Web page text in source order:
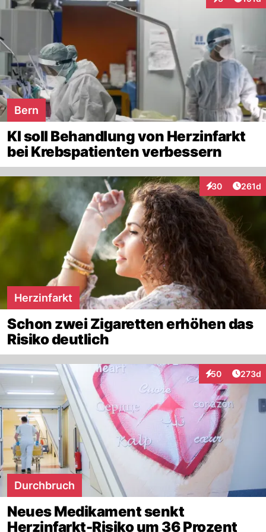
Interaktionen
Bern
KI soll Behandlung von Herzinfarkt
bei Krebspatienten verbessern
30
Interaktionen
261d
Herzinfarkt
Schon zwei Zigaretten erhöhen das
Risiko deutlich
50
Interaktionen
273d
Durchbruch
Neues Medikament senkt
Herzinfarkt-Risiko um 36 Prozent